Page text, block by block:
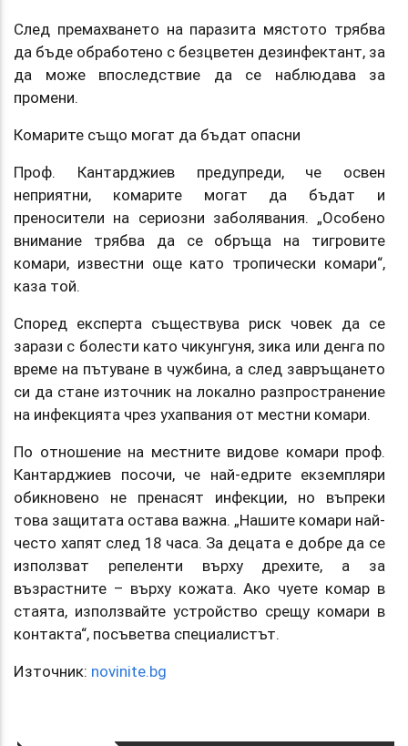
След премахването на паразита мястото трябва
да бъде обработено с безцветен дезинфектант, за
да може впоследствие да се наблюдава за
промени.
Комарите също могат да бъдат опасни
Проф. Кантарджиев предупреди, че освен
неприятни, комарите могат да бъдат и
преносители на сериозни заболявания. „Особено
внимание трябва да се обръща на тигровите
комари, известни още като тропически комари“,
каза той.
Според експерта съществува риск човек да се
зарази с болести като чикунгуня, зика или денга по
време на пътуване в чужбина, а след завръщането
си да стане източник на локално разпространение
на инфекцията чрез ухапвания от местни комари.
По отношение на местните видове комари проф.
Кантарджиев посочи, че най-едрите екземпляри
обикновено не пренасят инфекции, но въпреки
това защитата остава важна. „Нашите комари най-
често хапят след 18 часа. За децата е добре да се
използват репеленти върху дрехите, а за
възрастните – върху кожата. Ако чуете комар в
стаята, използвайте устройство срещу комари в
контакта“, посъветва специалистът.
Източник: novinite.bg